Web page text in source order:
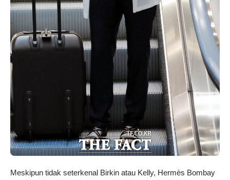
Meskipun tidak seterkenal Birkin atau Kelly, Hermès Bombay